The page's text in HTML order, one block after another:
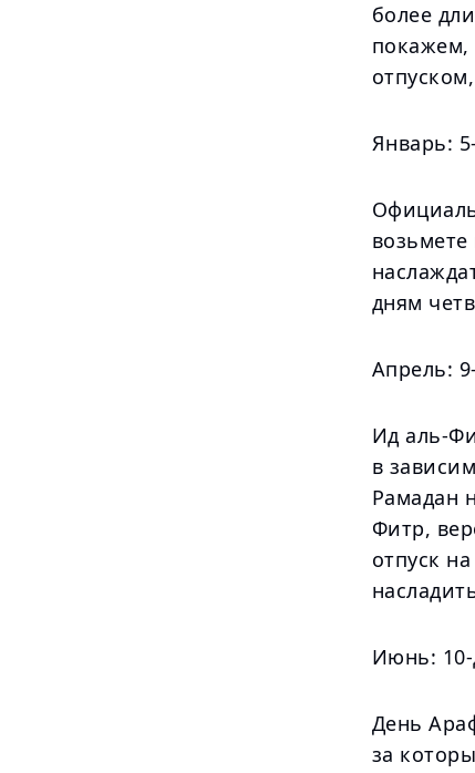
более
покажем,
Январь:
дням
Апрель:
Ид аль-
в
Рамадан
Фитр,
отпуск
Июнь:
День
за